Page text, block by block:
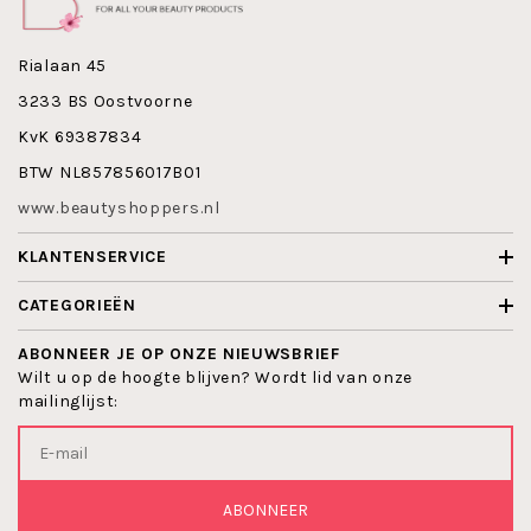
Rialaan 45
3233 BS Oostvoorne
KvK 69387834
BTW NL857856017B01
www.beautyshoppers.nl
KLANTENSERVICE
CATEGORIEËN
ABONNEER JE OP ONZE NIEUWSBRIEF
Wilt u op de hoogte blijven? Wordt lid van onze
mailinglijst:
ABONNEER